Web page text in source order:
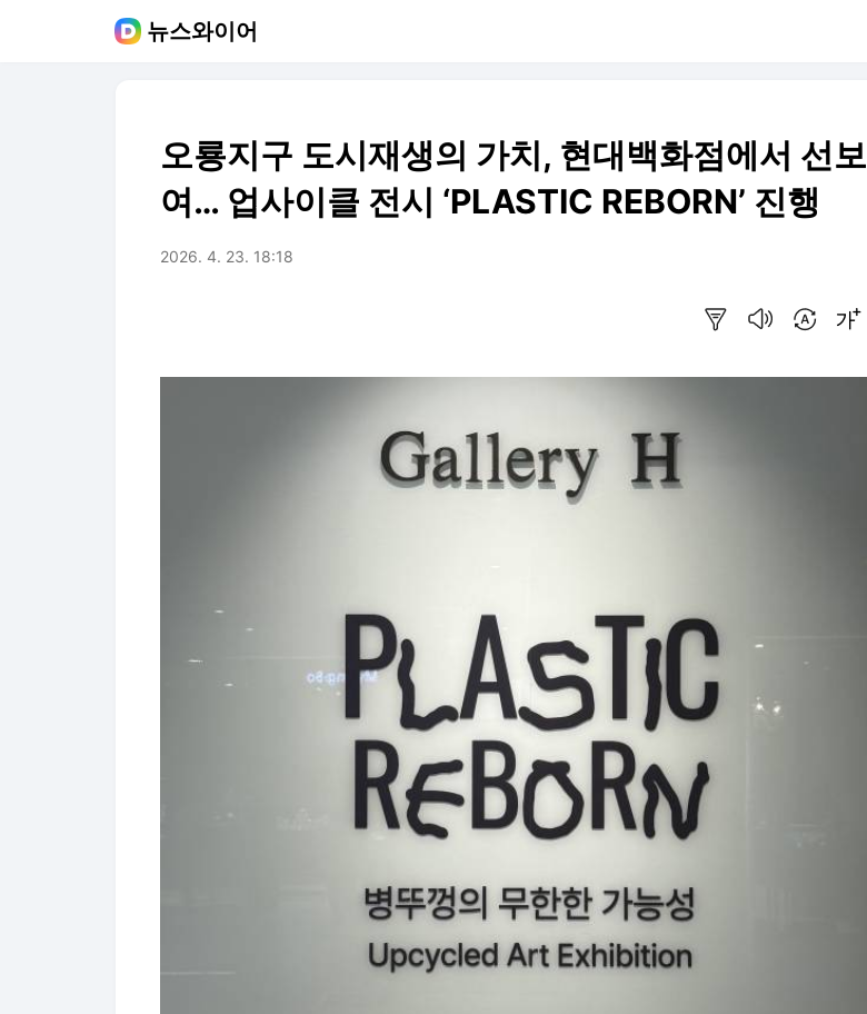
뉴스와이어
오룡지구 도시재생의 가치, 현대백화점에서 선보
여… 업사이클 전시 ‘PLASTIC REBORN’ 진행
2026. 4. 23. 18:18